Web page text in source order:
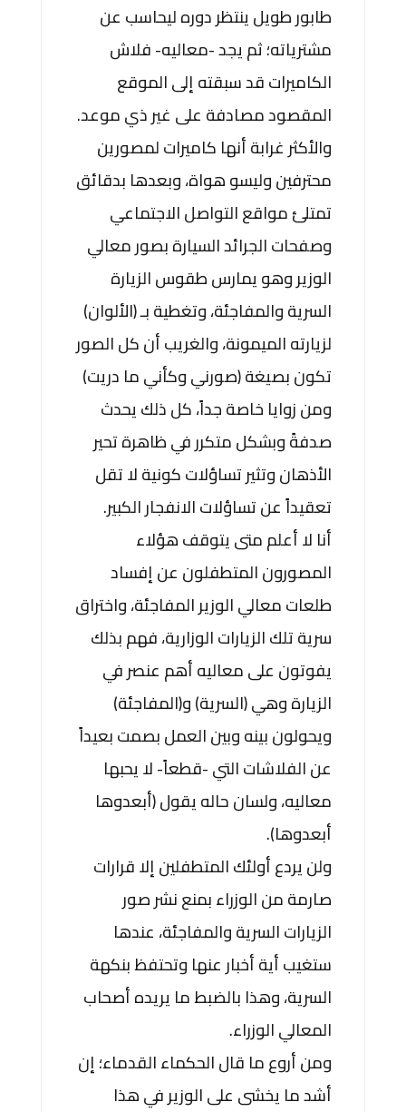
طابور طويل ينتظر دوره ليحاسب عن
مشترياته؛ ثم يجد -معاليه- فلاش
الكاميرات قد سبقته إلى الموقع
المقصود مصادفة على غير ذي موعد.
والأكثر غرابة أنها كاميرات لمصورين
محترفين وليسو هواة، وبعدها بدقائق
تمتلئ مواقع التواصل الاجتماعي
وصفحات الجرائد السيارة بصور معالي
الوزير وهو يمارس طقوس الزيارة
السرية والمفاجئة، وتغطية بـ (الألوان)
لزيارته الميمونة، والغريب أن كل الصور
تكون بصيغة (صورني وكأني ما دريت)
ومن زوايا خاصة جداً، كل ذلك يحدث
صدفةً وبشكل متكرر في ظاهرة تحير
الأذهان وتثير تساؤلات كونية لا تقل
تعقيداً عن تساؤلات الانفجار الكبير.
أنا لا أعلم متى يتوقف هؤلاء
المصورون المتطفلون عن إفساد
طلعات معالي الوزير المفاجئة، واختراق
سرية تلك الزيارات الوزارية، فهم بذلك
يفوتون على معاليه أهم عنصر في
الزيارة وهي (السرية) و(المفاجئة)
ويحولون بينه وبين العمل بصمت بعيداً
عن الفلاشات التي -قطعاً- لا يحبها
معاليه، ولسان حاله يقول (أبعدوها
أبعدوها).
ولن يردع أولئك المتطفلين إلا قرارات
صارمة من الوزراء بمنع نشر صور
الزيارات السرية والمفاجئة، عندها
ستغيب أية أخبار عنها وتحتفظ بنكهة
السرية، وهذا بالضبط ما يريده أصحاب
المعالي الوزراء.
ومن أروع ما قال الحكماء القدماء؛ إن
أشد ما يخشى على الوزير في هذا